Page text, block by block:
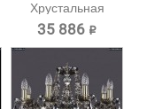
Хрустальная
подвесная...
35 886 ₽